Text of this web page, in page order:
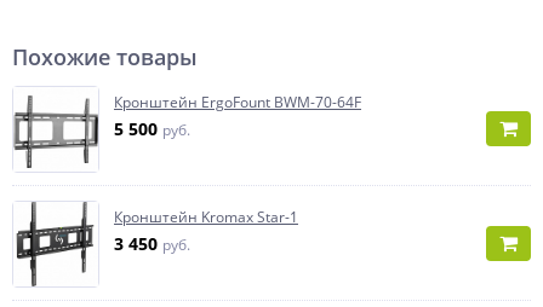
Похожие товары
Кронштейн ErgoFount BWM-70-64F
5 500 руб.
Кронштейн Kromax Star-1
3 450 руб.